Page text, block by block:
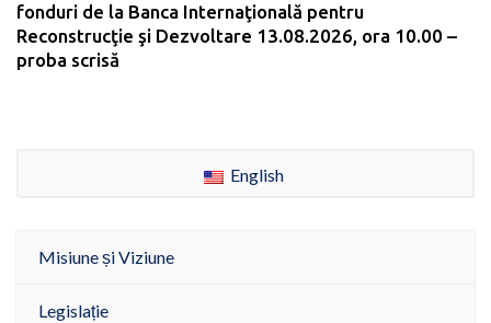
fonduri de la Banca Internaţională pentru
Reconstrucţie şi Dezvoltare 13.08.2026, ora 10.00 –
proba scrisă
English
Misiune și Viziune
Legislație